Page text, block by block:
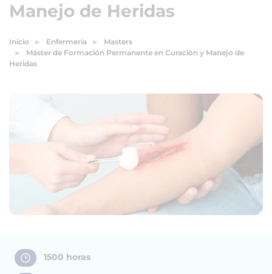
Manejo de Heridas
Inicio Enfermería
Masters
Máster de Formación Permanente en Curación y Manejo de
Heridas
1500 horas